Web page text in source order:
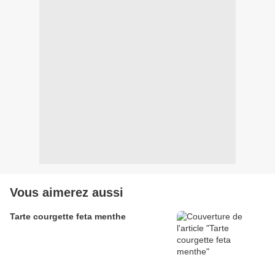
Vous aimerez aussi
Tarte courgette feta menthe